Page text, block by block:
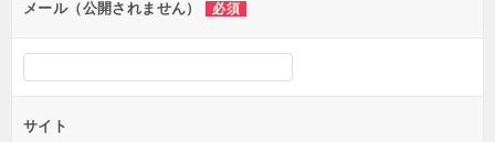
メール（公開されません） 必須
サイト